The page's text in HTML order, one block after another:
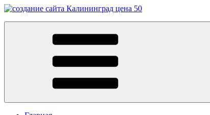
Перейти
Заказать сайт в Калининграде
Разработка сайтов в Калининграде. Создание сайтов в